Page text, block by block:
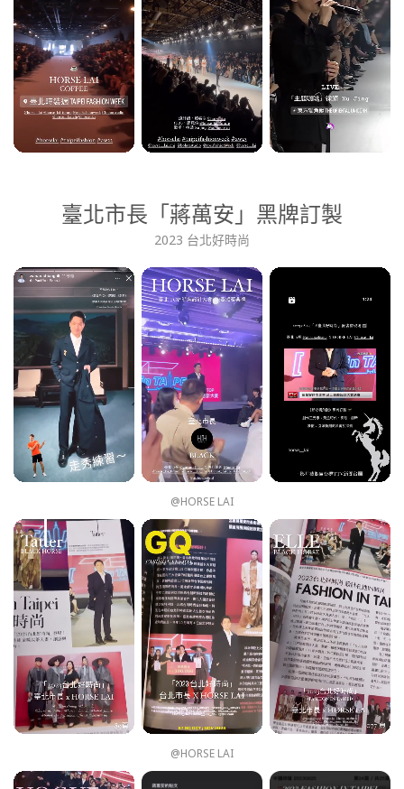
臺北市長「蔣萬安」黑牌訂製
2023 台北好時尚
@HORSE LAI
@HORSE LAI